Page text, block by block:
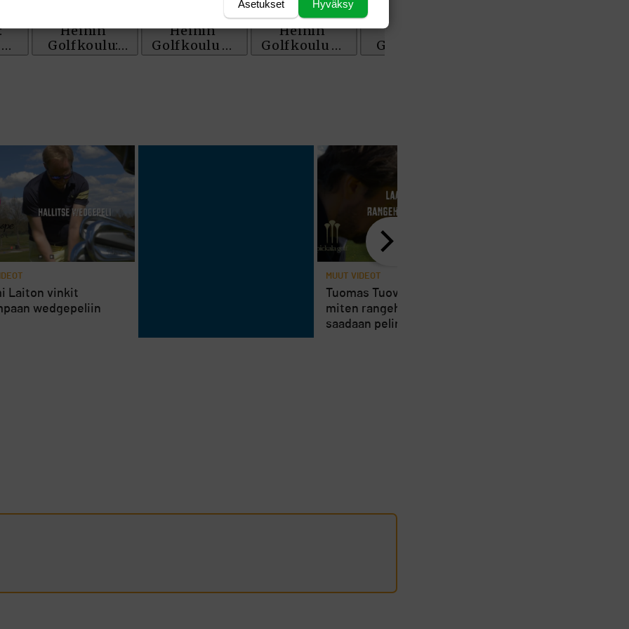
Laiton vinkit
wedgepeliin
MUUT VIDEOT
Tuomas Tuovinen näyttää,
miten rangeharjoittelusta
saadaan pelinomaista
Hyväksy
Asetukset